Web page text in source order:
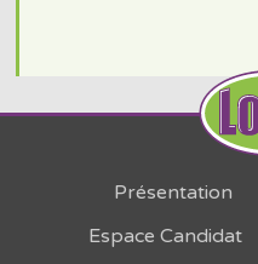
Présentation
Espace Candidat